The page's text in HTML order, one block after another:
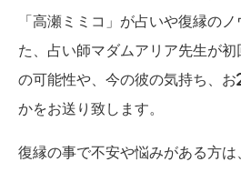
「高瀬ミミコ」が占いや復縁の
た、占い師マダムアリア先生が
の可能性や、今の彼の気持ち、
かをお送り致します。
復縁の事で不安や悩みがある方